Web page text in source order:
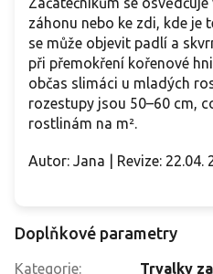
záhonu nebo ke zdi, kde je
se může objevit padlí a
při přemokření kořenové
občas slimáci u mladých
rozestupy jsou 50–60 cm,
rostlinám na m².
Autor: Jana | Revize: 22.04.
Doplňkové parametry
Kategorie:
Trvalky